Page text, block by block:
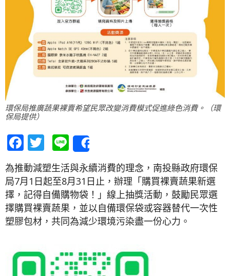
環保局推廣蔬果裸賣希望民眾改變消費模式促進綠色消費。（環
保局提供）
Facebook
Twitter
Line
為推動減塑生活與永續消費的理念，南投縣政府環保
局7月1日起至8月31日止，辦理「購買裸賣蔬果新選
擇，記得自備購物袋！」線上抽獎活動，鼓勵民眾選
擇購買裸賣蔬果，並以自備環保袋或容器替代一次性
塑膠包材，共同為減少環境污染盡一份心力。